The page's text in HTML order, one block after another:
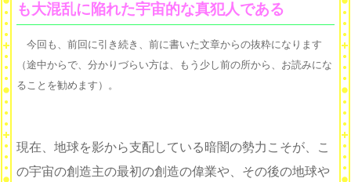
も大混乱に陥れた宇宙的な真犯人である
今回も、前回に引き続き、前に書いた文章からの抜粋になります
（途中からで、分かりづらい方は、もう少し前の所から、お読みにな
ることを勧めます）。
現在、地球を影から支配している暗闇の勢力こそが、こ
の宇宙の創造主の最初の創造の偉業や、その後の地球や